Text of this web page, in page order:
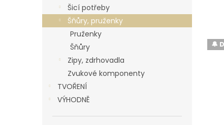
Šicí potřeby
Šňůry, pruženky
Pruženky
Šňůry
Zipy, zdrhovadla
Zvukové komponenty
TVOŘENÍ
VÝHODNĚ
V 🔔